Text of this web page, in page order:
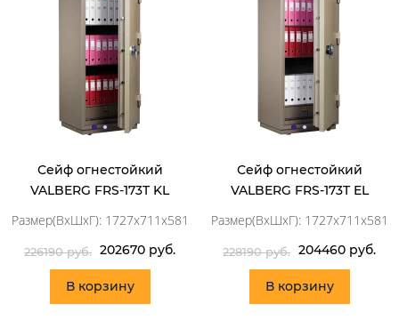
Сейф огнестойкий
VALBERG FRS-173T KL
Размер(ВхШхГ): 1727x711x581
226190 руб. 202670 руб.
В корзину
Сейф огнестойкий
VALBERG FRS-173T EL
Размер(ВхШхГ): 1727x711x581
228190 руб. 204460 руб.
В корзину